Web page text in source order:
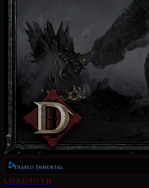
Diablo Immortal
LordSoth